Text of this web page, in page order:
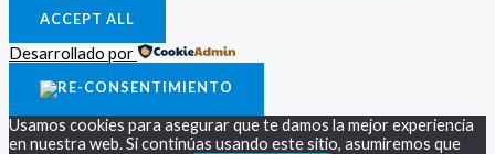
ACCEPT ALL
Desarrollado por
Usamos cookies para asegurar que te damos la mejor experiencia
en nuestra web. Si continúas usando este sitio, asumiremos que